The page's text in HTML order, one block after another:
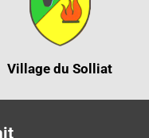
Village du Solliat